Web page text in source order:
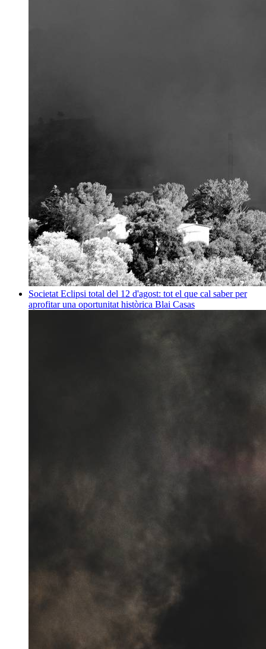
Societat Eclipsi total del 12 d'agost: tot el que cal saber per
aprofitar una oportunitat històrica Blai Casas